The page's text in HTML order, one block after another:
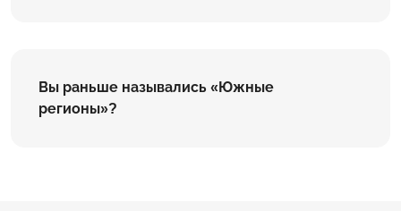
Вы раньше назывались «Южные
регионы»?